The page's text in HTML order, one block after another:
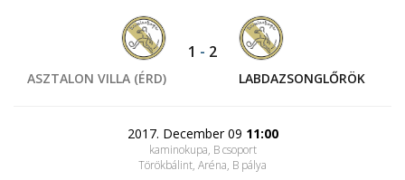
ASZTALON VILLA (ÉRD)
1 - 2
LABDAZSONGLŐRÖK
2017. December 09 11:00
kaminokupa, B csoport
Törökbálint, Aréna, B pálya